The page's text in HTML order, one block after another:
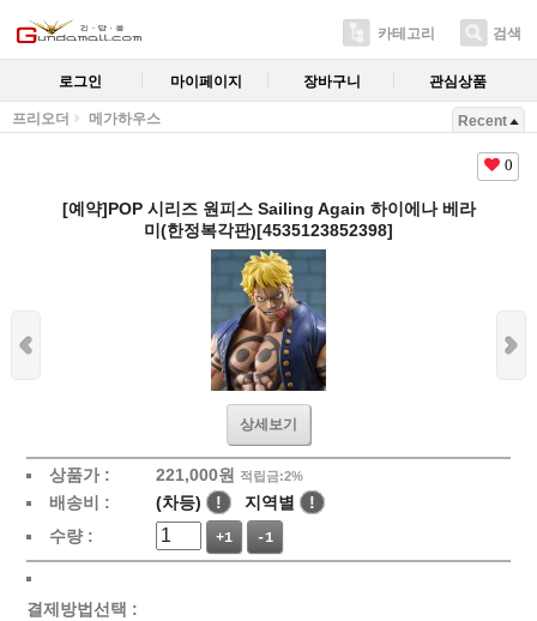
카테고리 검색
로그인 마이페이지 장바구니 관심상품
프리오더 메가하우스 Recent
0
[예약]POP 시리즈 원피스 Sailing Again 하이에나 베라
미(한정복각판)[4535123852398]
상세보기
상품가 : 221,000원 적립금:2%
배송비 : (차등) ! 지역별
!
수량 :
+1 -1
결제방법선택 :